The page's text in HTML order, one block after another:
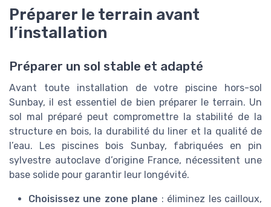
Préparer le terrain avant
l’installation
Préparer un sol stable et adapté
Avant toute installation de votre piscine hors-sol
Sunbay, il est essentiel de bien préparer le terrain. Un
sol mal préparé peut compromettre la stabilité de la
structure en bois, la durabilité du liner et la qualité de
l’eau. Les piscines bois Sunbay, fabriquées en pin
sylvestre autoclave d’origine France, nécessitent une
base solide pour garantir leur longévité.
Choisissez une zone plane : éliminez les cailloux,